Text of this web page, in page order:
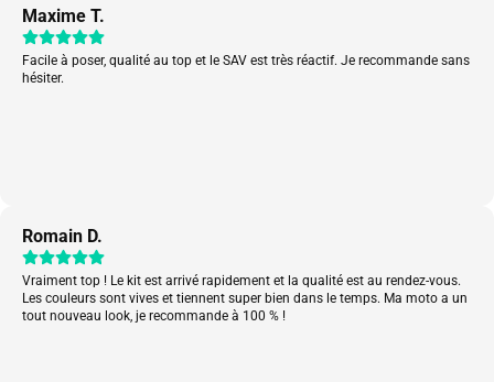
Maxime T.
Facile à poser, qualité au top et le SAV est très réactif. Je recommande sans
hésiter.
Romain D.
Vraiment top ! Le kit est arrivé rapidement et la qualité est au rendez-vous.
Les couleurs sont vives et tiennent super bien dans le temps. Ma moto a un
tout nouveau look, je recommande à 100 % !